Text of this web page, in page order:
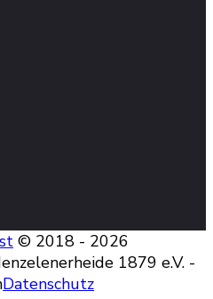
© 2018 - 2026
1879 e.V. -
Datenschutz